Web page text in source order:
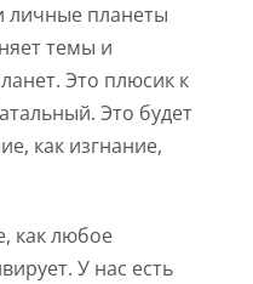
личные планеты
темы и
Это плюсик к
Это будет
как изгнание,
как любое
У нас есть